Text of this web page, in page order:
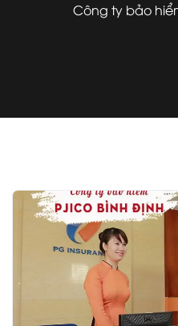
Công ty bảo